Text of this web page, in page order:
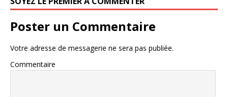
Poster un Commentaire
Votre adresse de messagerie ne sera pas publiée.
Commentaire